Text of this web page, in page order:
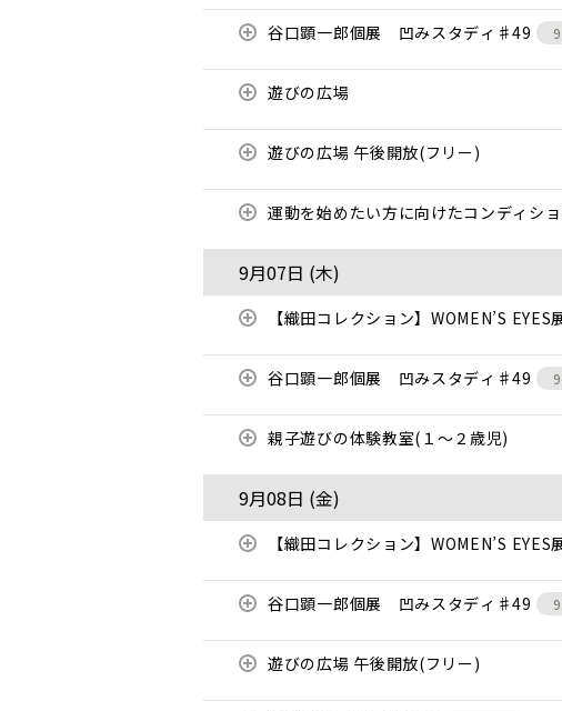
谷口顕一郎個展 凹みスタディ♯49
遊びの広場
遊びの広場 午後開放(フリー)
運動を始めたい方に向けたコンディシ
9月07日 (木)
【織田コレクション】WOMEN’S EYES
谷口顕一郎個展 凹みスタディ♯49
親子遊びの体験教室(１～２歳児)
9月08日 (金)
【織田コレクション】WOMEN’S EYES
谷口顕一郎個展 凹みスタディ♯49
遊びの広場 午後開放(フリー)